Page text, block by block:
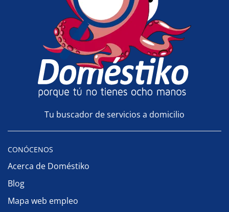
Tu buscador de servicios a domicilio
CONÓCENOS
Acerca de Doméstiko
Blog
Mapa web empleo